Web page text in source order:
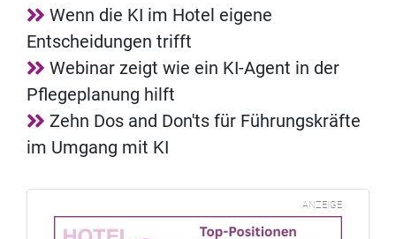
Wenn die KI im Hotel eigene
Entscheidungen trifft
Webinar zeigt wie ein KI-Agent in der
Pflegeplanung hilft
Zehn Dos and Don'ts für Führungskräfte
im Umgang mit KI
ANZEIGE